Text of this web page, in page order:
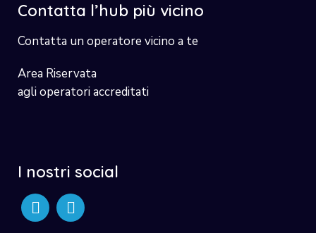
Contatta l’hub più vicino
Contatta un operatore vicino a te
Area Riservata
agli operatori accreditati
I nostri social